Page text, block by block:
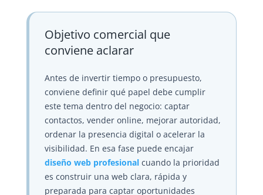
Objetivo comercial que
conviene aclarar
Antes de invertir tiempo o presupuesto,
conviene definir qué papel debe cumplir
este tema dentro del negocio: captar
contactos, vender online, mejorar autoridad,
ordenar la presencia digital o acelerar la
visibilidad. En esa fase puede encajar
diseño web profesionalcuando la prioridad
es construir una web clara, rápida y
preparada para captar oportunidades